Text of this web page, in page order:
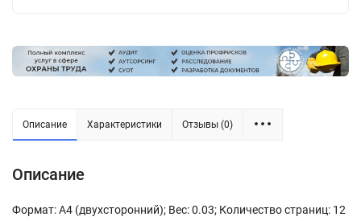
Описание Характеристики Отзывы (0)
Описание
Формат: А4 (двухсторонний); Вес: 0.03; Количество страниц: 12